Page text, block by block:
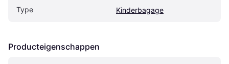
Type Kinderbagage
Producteigenschappen